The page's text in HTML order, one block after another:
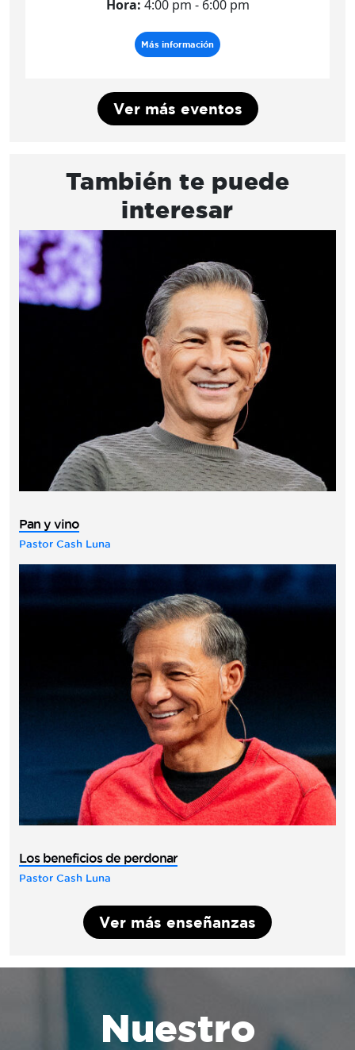
Hora: 4:00 pm - 6:00 pm
Más información
Ver más eventos
También te puede
interesar
Pan y vino
Pastor Cash Luna
Los beneficios de perdonar
Pastor Cash Luna
Ver más enseñanzas
Nuestro